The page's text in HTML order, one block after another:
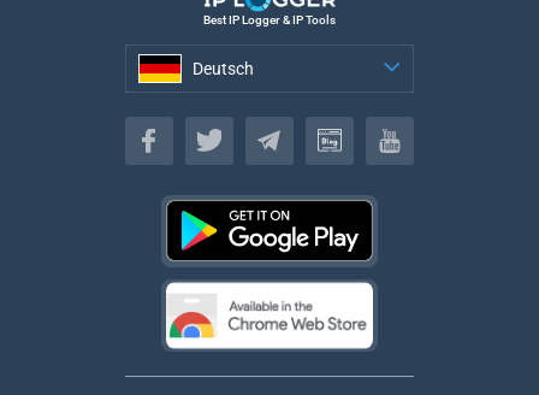
Best IP Logger & IP Tools
Deutsch
Deutsch